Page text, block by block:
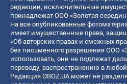
редакции, исключительные
принадлежат ООО «Золотая
На все опубликованные
имеет имущественные права,
«Об авторских правах и смежных
без письменного разрешения ООО
использовать, они не подлежат
переводу, распространению в
Редакция OBOZ.UA может не